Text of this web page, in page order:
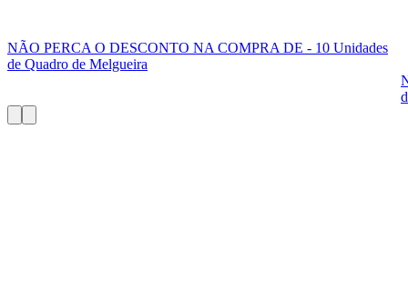
NÃO PERCA O DESCONTO NA COMPRA DE - 10 Unidades
de Quadro de Melgueira